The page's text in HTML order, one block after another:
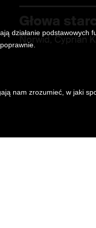
Głowa
Norwid, Cyprian
działanie
nam zrozumieć, w jaki